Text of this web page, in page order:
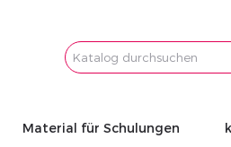
Email
Material für Schulungen